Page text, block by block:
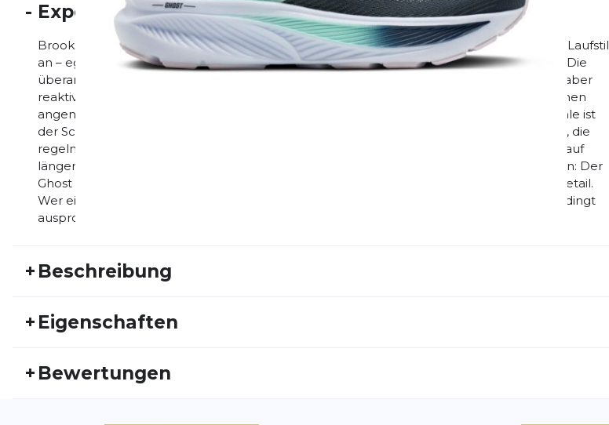
- Expertenmeinung
Brooks Ghost 17 – Der Allrounder für jeden Lauf Der Ghost 17 passt sich mühelos deinem Laufstil
an – egal ob bei entspannten Dauerläufen, flotten Tempopassagen oder engen Kurven. Die
überarbeitete, Stickstoff-injizierte DNA Loft v3 Dämpfung sorgt für ein besonders softes, aber
reaktives Laufgefühl. Jeder Schritt wird sanft abgefedert, und beim Abdruck spürst du einen
angenehmen Vorwärtsschub – fast wie von selbst. Dank der neuen RoadTack-Gummisohle ist
der Schuh nicht nur federleicht, sondern auch besonders widerstandsfähig – ideal für alle, die
regelmäßig viele Kilometer machen. Die Passform bleibt komfortabel und sicher, selbst auf
längeren Strecken oder im Alltag. Ob Spaziergang, Walken, Laufband oder Halbmarathon: Der
Ghost 17 ist dein zuverlässiger Begleiter – vielseitig, komfortabel und durchdacht bis ins Detail.
Wer einen neutralen Laufschuh sucht, der einfach immer passt, sollte den Ghost 17 unbedingt
ausprobieren!
+ Beschreibung
Dämpfungstechnologie: DNA LOFT v2
+ Eigenschaften
Aktivitätstyp:
+ Bewertungen